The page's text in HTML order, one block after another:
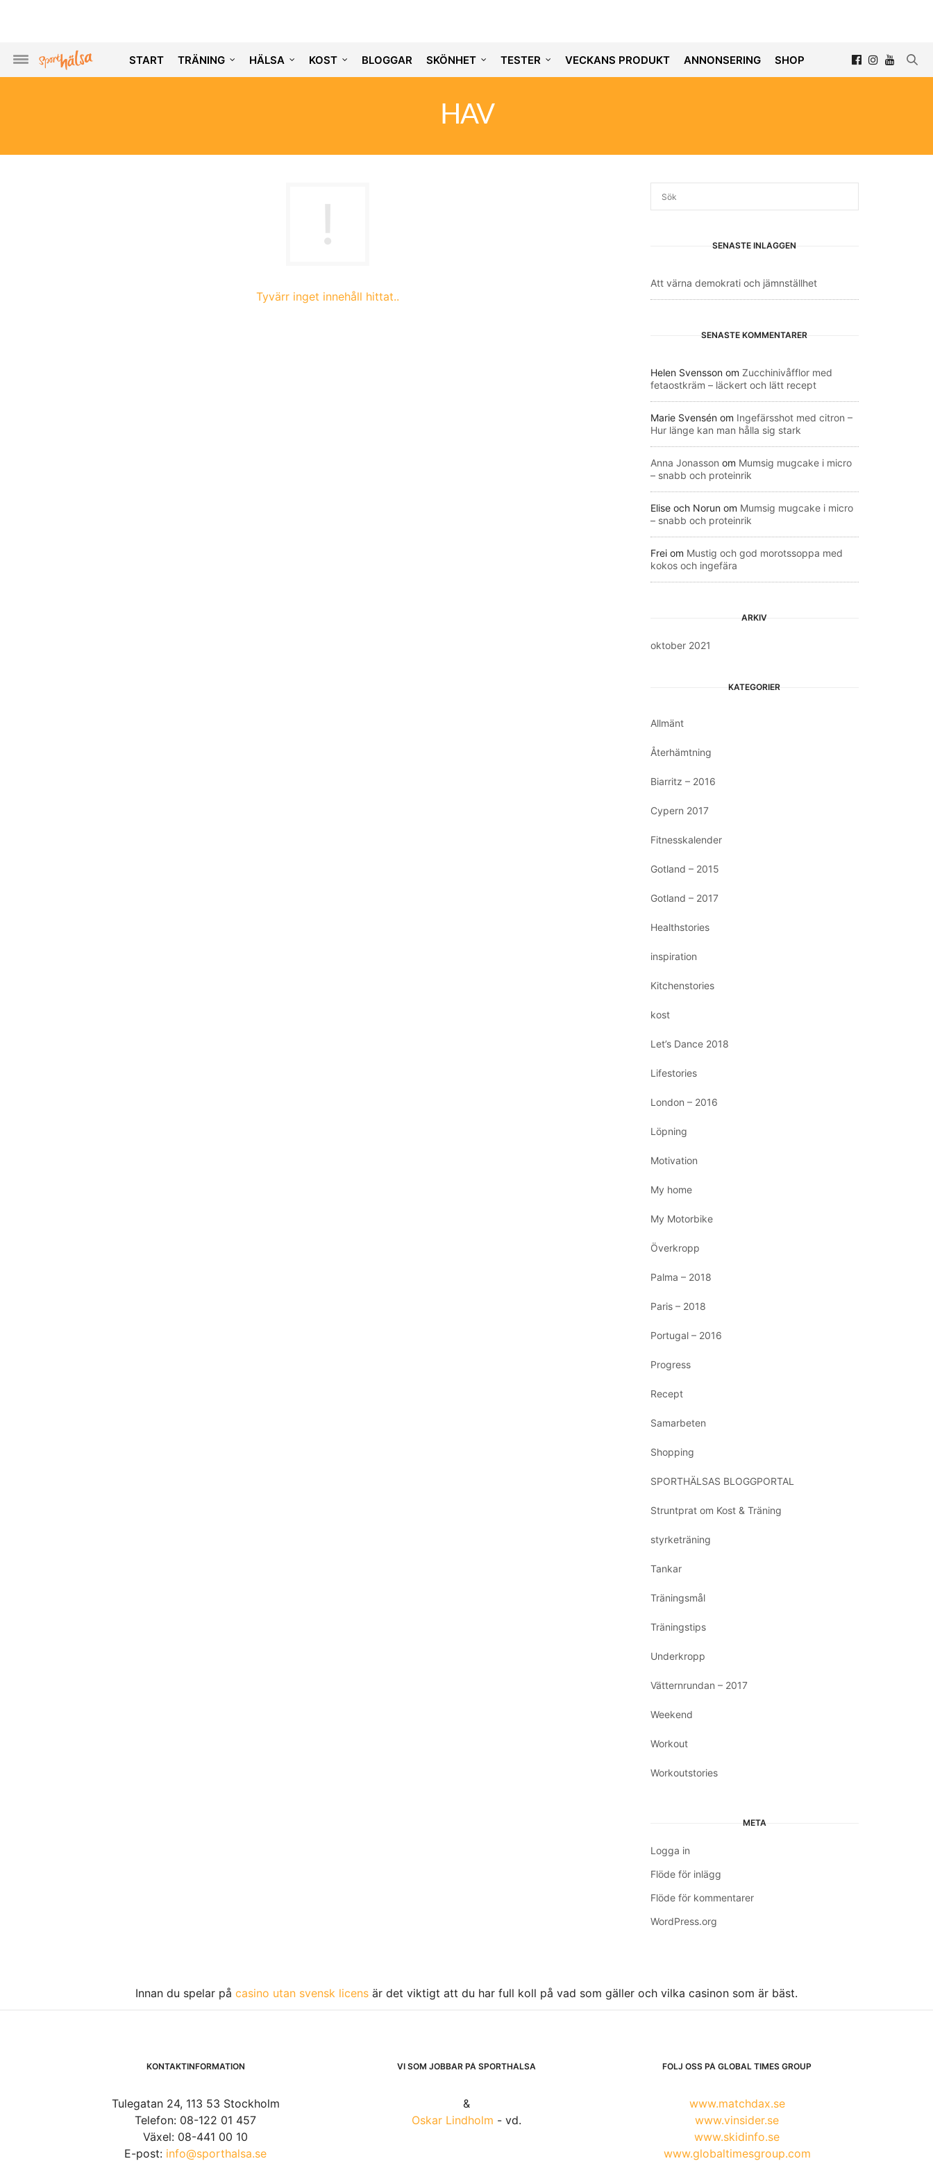
START TRÄNING HÄLSA KOST BLOGGAR SKÖNHET TESTER VECKANS PRODUKT ANNONSERING SHOP
HAV
Tyvärr inget innehåll hittat..
SENASTE INLÄGGEN
Att värna demokrati och jämnställhet
SENASTE KOMMENTARER
Helen Svensson om Zucchinivåfflor med
fetaostkräm – läckert och lätt recept
Marie Svensén om Ingefärsshot med citron –
Hur länge kan man hålla sig stark
Anna Jonasson om Mumsig mugcake i micro
– snabb och proteinrik
Elise och Norun om Mumsig mugcake i micro
– snabb och proteinrik
Frei om Mustig och god morotssoppa med
kokos och ingefära
ARKIV
oktober 2021
KATEGORIER
Allmänt
Återhämtning
Biarritz – 2016
Cypern 2017
Fitnesskalender
Gotland – 2015
Gotland – 2017
Healthstories
inspiration
Kitchenstories
kost
Let’s Dance 2018
Lifestories
London – 2016
Löpning
Motivation
My home
My Motorbike
Överkropp
Palma – 2018
Paris – 2018
Portugal – 2016
Progress
Recept
Samarbeten
Shopping
SPORTHÄLSAS BLOGGPORTAL
Struntprat om Kost & Träning
styrketräning
Tankar
Träningsmål
Träningstips
Underkropp
Vätternrundan – 2017
Weekend
Workout
Workoutstories
META
Logga in
Flöde för inlägg
Flöde för kommentarer
WordPress.org
Innan du spelar på casino utan svensk licens är det viktigt att du har full koll på vad som gäller och vilka casinon som är bäst.
KONTAKTINFORMATION
Tulegatan 24, 113 53 Stockholm
Telefon: 08-122 01 457
Växel: 08-441 00 10
E-post: info@sporthalsa.se
VI SOM JOBBAR PÅ SPORTHÄLSA
&
Oskar Lindholm - vd.
FÖLJ OSS PÅ GLOBAL TIMES GROUP
www.matchdax.se
www.vinsider.se
www.skidinfo.se
www.globaltimesgroup.com